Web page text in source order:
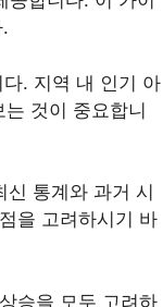
. 지역 내 인기 아
것이 중요합니
통계와 과거 시
을 고려하시기 바
승을 모두 고려하